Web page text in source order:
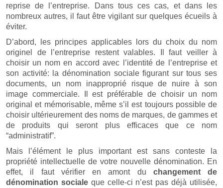
reprise de l’entreprise. Dans tous ces cas, et dans les
nombreux autres, il faut être vigilant sur quelques écueils à
éviter.
D’abord, les principes applicables lors du choix du nom
originel de l’entreprise restent valables. Il faut veiller à
choisir un nom en accord avec l’identité de l’entreprise et
son activité: la dénomination sociale figurant sur tous ses
documents, un nom inapproprié risque de nuire à son
image commerciale. Il est préférable de choisir un nom
original et mémorisable, même s’il est toujours possible de
choisir ultérieurement des noms de marques, de gammes et
de produits qui seront plus efficaces que ce nom
“administratif”.
Mais l’élément le plus important est sans conteste la
propriété intellectuelle de votre nouvelle dénomination. En
effet, il faut vérifier en amont du changement de
dénomination socialeque celle-ci n’est pas déjà utilisée,